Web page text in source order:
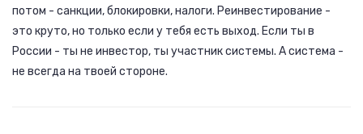
потом - санкции, блокировки, налоги. Реинвестирование -
это круто, но только если у тебя есть выход. Если ты в
России - ты не инвестор, ты участник системы. А система -
не всегда на твоей стороне.